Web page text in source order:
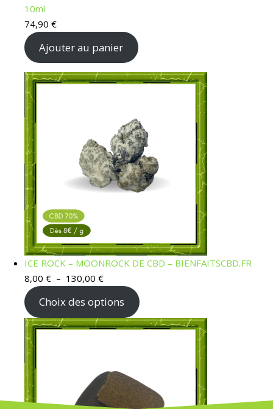
10ml
74,90 €
Ajouter au panier
ICE ROCK – MOONROCK DE CBD – BIENFAITSCBD.FR
8,00 € – 130,00 €Plage de prix : 8,00 € à 130,00 €
Choix des options